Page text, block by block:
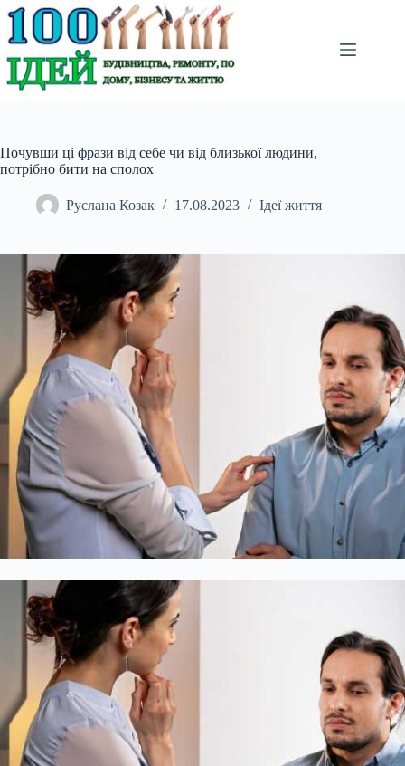
Перейти
до
вмісту
Почувши ці фрази від себе чи від близької людини,
потрібно бити на сполох
Руслана Козак 17.08.2023 Ідеї життя